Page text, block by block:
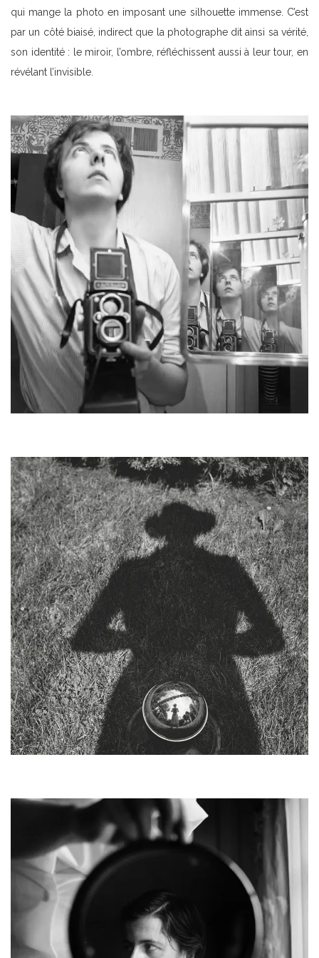
qui mange la photo en imposant une silhouette immense. C’est
par un côté biaisé, indirect que la photographe dit ainsi sa vérité,
son identité : le miroir, l’ombre, réfléchissent aussi à leur tour, en
révélant l’invisible.